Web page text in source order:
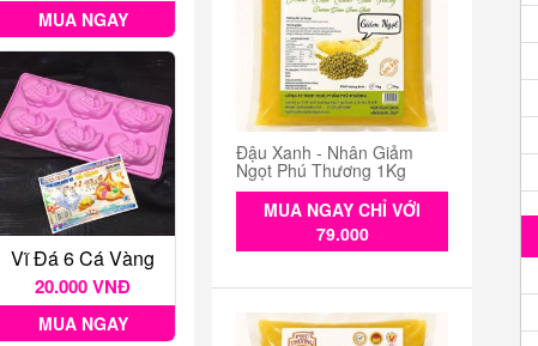
MUA NGAY
Vĩ Đá 6 Cá Vàng
20.000 VNĐ
MUA NGAY
Đậu Xanh - Nhân Giảm
Ngọt Phú Thương 1Kg
MUA NGAY CHỈ VỚI
79.000